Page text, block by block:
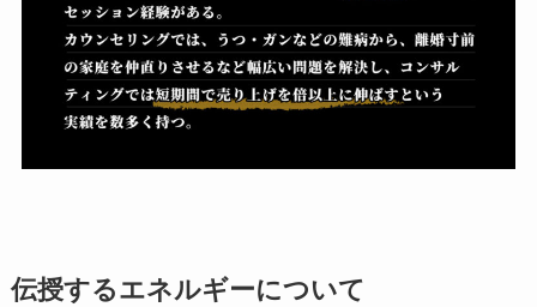
伝授するエネルギーについて